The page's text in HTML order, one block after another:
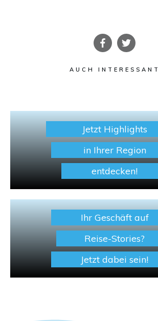
AUCH INTERESSANT
Jetzt Highlights
in Ihrer Region
entdecken!
Ihr Geschäft auf
Reise-Stories?
Jetzt dabei sein!